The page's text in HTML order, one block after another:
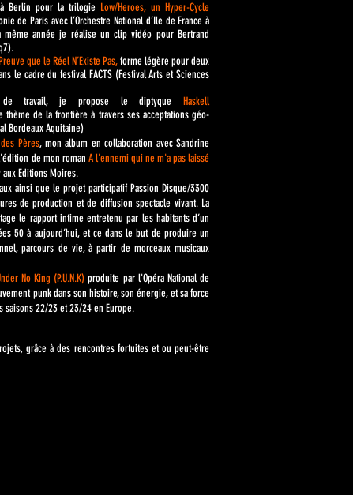
à Berlin pour la trilogie Low/Heroes, un Hyper-Cycle
de Paris avec l’Orchestre National d’Ile de France à
même année je réalise un clip vidéo pour Bertrand
que le Réel N’Existe Pas,forme légère pour deux
le cadre du festival FACTS (Festival Arts et Sciences
travail, je propose le diptyque Haskell
thème de la frontière à travers ses acceptations géo-
Bordeaux Aquitaine)
Pères, mon album en collaboration avec Sandrine
de mon roman A l'ennemi qui ne m'a pas laissé
Editions Moires.
ainsi que le projet participatif Passion Disque/3300
de production et de diffusion spectacle vivant. La
le rapport intime entretenu par les habitants d’un
50 à aujourd’hui, et ce dans le but de produire un
parcours de vie, à partir de morceaux musicaux
No King (P.U.N.K) produite par l'Opéra National de
punk dans son histoire, son énergie, et sa force
saisons 22/23 et 23/24 en Europe.
grâce à des rencontres fortuites et ou peut-être